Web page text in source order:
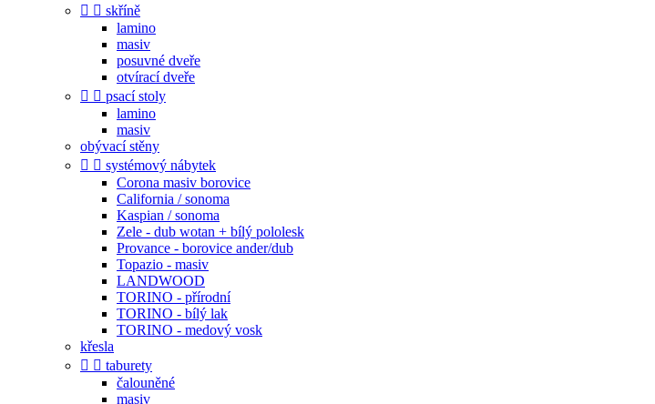
  skříně
lamino
masiv
posuvné dveře
otvírací dveře
  psací stoly
lamino
masiv
obývací stěny
  systémový nábytek
Corona masiv borovice
California / sonoma
Kaspian / sonoma
Zele - dub wotan + bílý pololesk
Provance - borovice ander/dub
Topazio - masiv
LANDWOOD
TORINO - přírodní
TORINO - bílý lak
TORINO - medový vosk
křesla
  taburety
čalouněné
masiv